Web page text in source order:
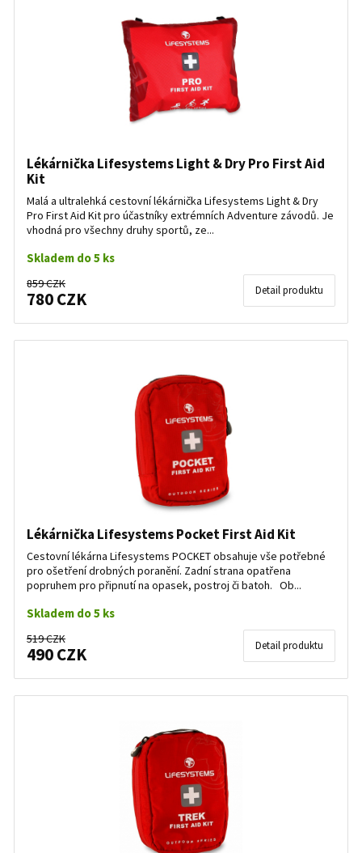
Lékárnička Lifesystems Light & Dry Pro First Aid
Kit
Malá a ultralehká cestovní lékárnička Lifesystems Light & Dry
Pro First Aid Kit pro účastníky extrémních Adventure závodů. Je
vhodná pro všechny druhy sportů, ze...
Skladem do 5 ks
859 CZK
780 CZK Detail produktu
Lékárnička Lifesystems Pocket First Aid Kit
Cestovní lékárna Lifesystems POCKET obsahuje vše potřebné
pro ošetření drobných poranění. Zadní strana opatřena
popruhem pro připnutí na opasek, postroj či batoh. Ob...
Skladem do 5 ks
519 CZK
490 CZK Detail produktu